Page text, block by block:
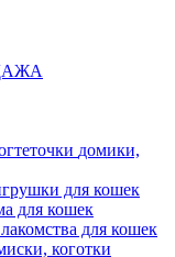
домики,
для кошек
для кошек
лакомства для кошек